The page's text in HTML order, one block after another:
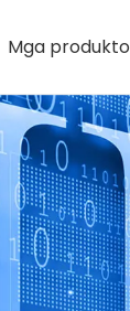
Mga produkto